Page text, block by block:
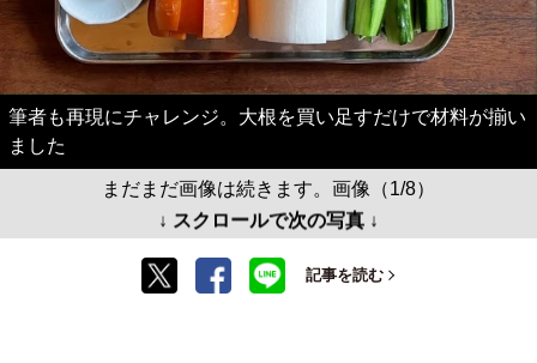
筆者も再現にチャレンジ。大根を買い足すだけで材料が揃い
ました
まだまだ画像は続きます。画像（1/8）
↓ スクロールで次の写真 ↓
記事を読む